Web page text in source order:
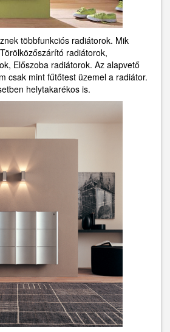
többfunkciós radiátorok. Mik
radiátorok,
Előszoba radiátorok. Az alapvető
csak mint fűtőtest üzemel a radiátor.
helytakarékos is.